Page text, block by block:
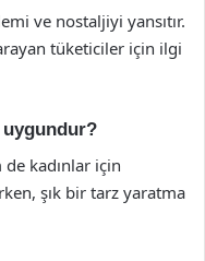
ve nostaljiyi yansıtır.
tüketiciler için ilgi
kadınlar için
şık bir tarz yaratma